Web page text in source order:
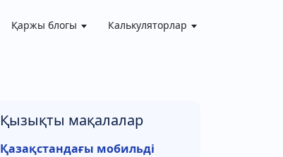
Қаржы блогы Калькуляторлар
Қызықты мақалалар
Қазақстандағы мобильді